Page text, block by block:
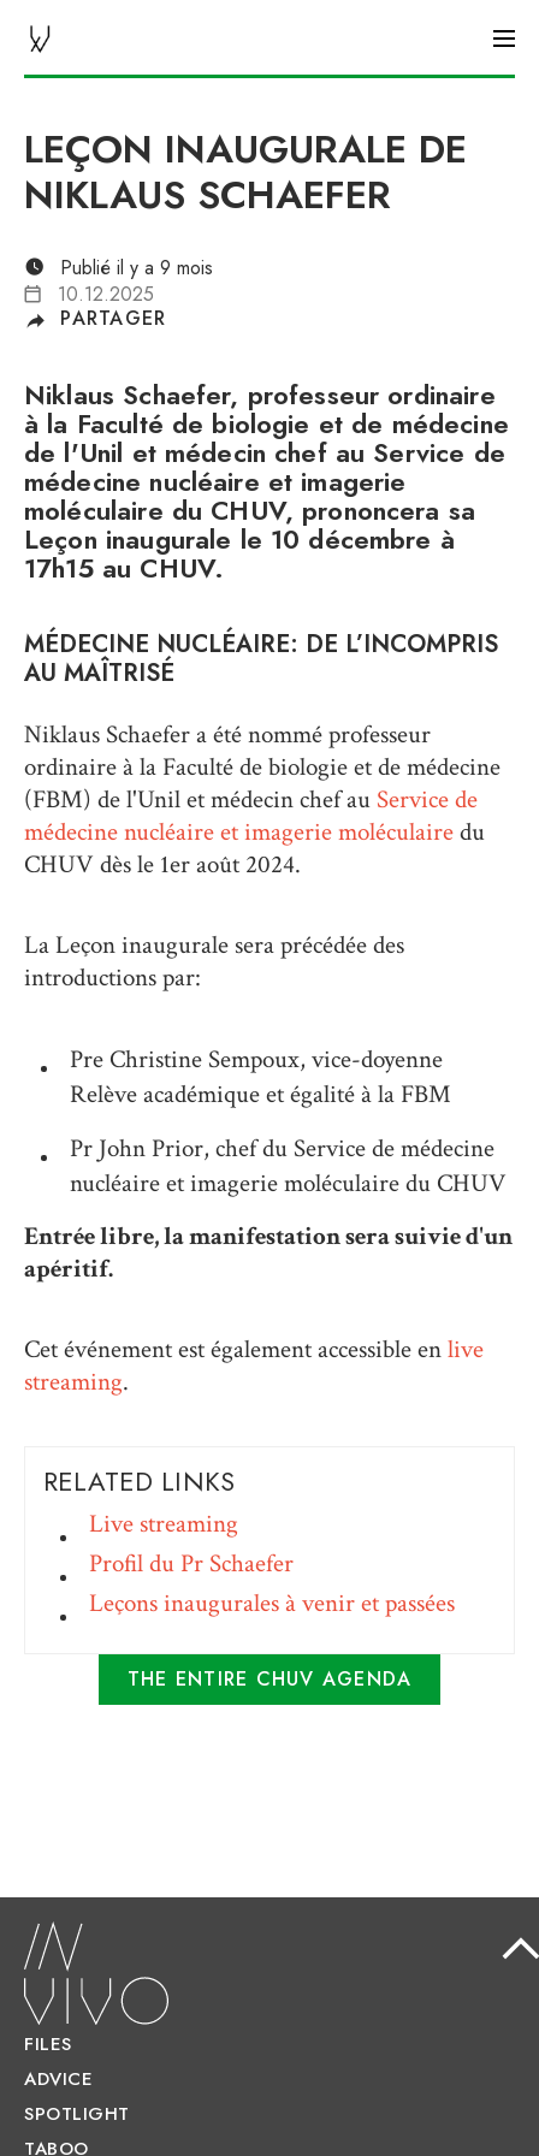
CHUV AGENDA
LEÇON INAUGURALE DE
NIKLAUS SCHAEFER
Publié il y a 9 mois
10.12.2025
PARTAGER
Niklaus Schaefer, professeur ordinaire
à la Faculté de biologie et de médecine
de l'Unil et médecin chef au Service de
médecine nucléaire et imagerie
moléculaire du CHUV, prononcera sa
Leçon inaugurale le 10 décembre à
17h15 au CHUV.
MÉDECINE NUCLÉAIRE: DE L’INCOMPRIS
AU MAÎTRISÉ
Niklaus Schaefer a été nommé professeur
ordinaire à la Faculté de biologie et de médecine
(FBM) de l'Unil et médecin chef au Service de
médecine nucléaire et imagerie moléculairedu
CHUV dès le 1er août 2024.
La Leçon inaugurale sera précédée des
introductions par:
Pre Christine Sempoux, vice-doyenne
Relève académique et égalité à la FBM
Pr John Prior, chef du Service de médecine
nucléaire et imagerie moléculaire du CHUV
Entrée libre, la manifestation sera suivie d'un
apéritif.
Cet événement est également accessible enlive
streaming.
RELATED LINKS
Live streaming
Profil du Pr Schaefer
Leçons inaugurales à venir et passées
THE ENTIRE CHUV AGENDA
FILES
ADVICE
SPOTLIGHT
TABOO